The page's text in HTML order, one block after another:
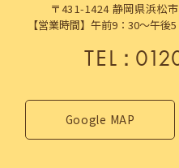
〒431-1424 静岡県浜松
【営業時間】午前9：30～午後
TEL：
Google MAP